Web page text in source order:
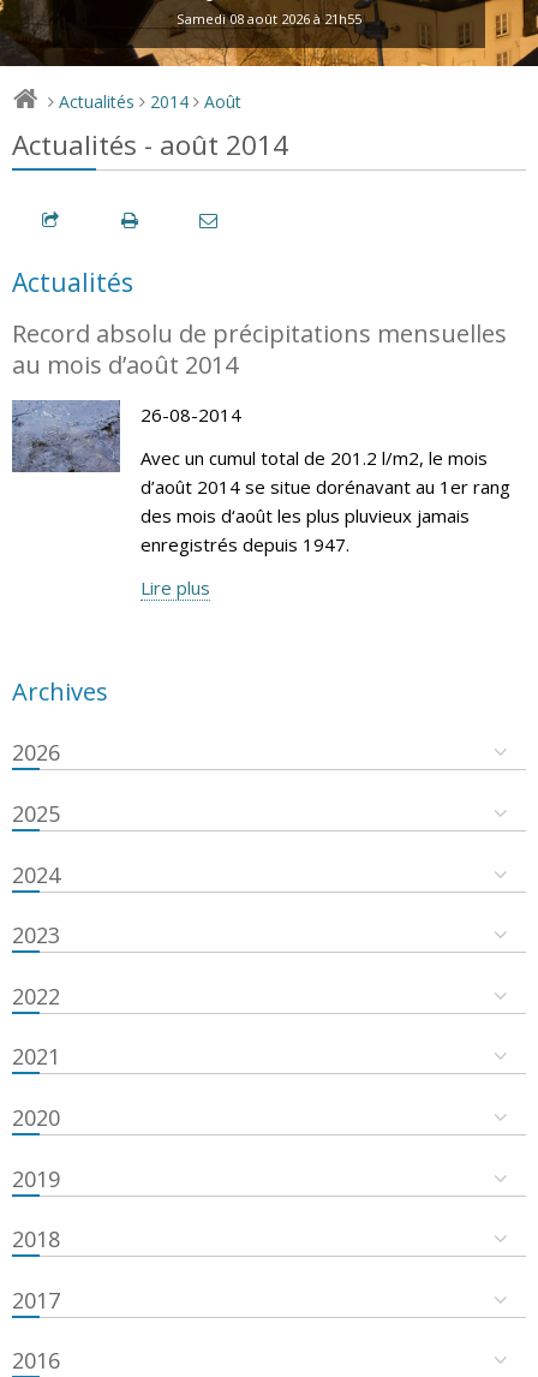
Samedi 08 août 2026 à 21h55
> Actualités > 2014 > Août
Actualités - août 2014
Actualités
Record absolu de précipitations mensuelles
au mois d’août 2014
26-08-2014
Avec un cumul total de 201.2 l/m2, le mois
d’août 2014 se situe dorénavant au 1er rang
des mois d‘août les plus pluvieux jamais
enregistrés depuis 1947.
Lire plus
Archives
2026
2025
2024
2023
2022
2021
2020
2019
2018
2017
2016